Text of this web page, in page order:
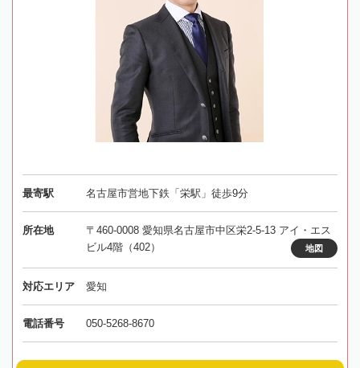
最寄駅 名古屋市営地下鉄「栄駅」徒歩9分
所在地
〒460-0008 愛知県名古屋市中区栄2-5-13 アイ・エス
ビル4階（402）
地図
対応エリア 愛知
電話番号 050-5268-8670